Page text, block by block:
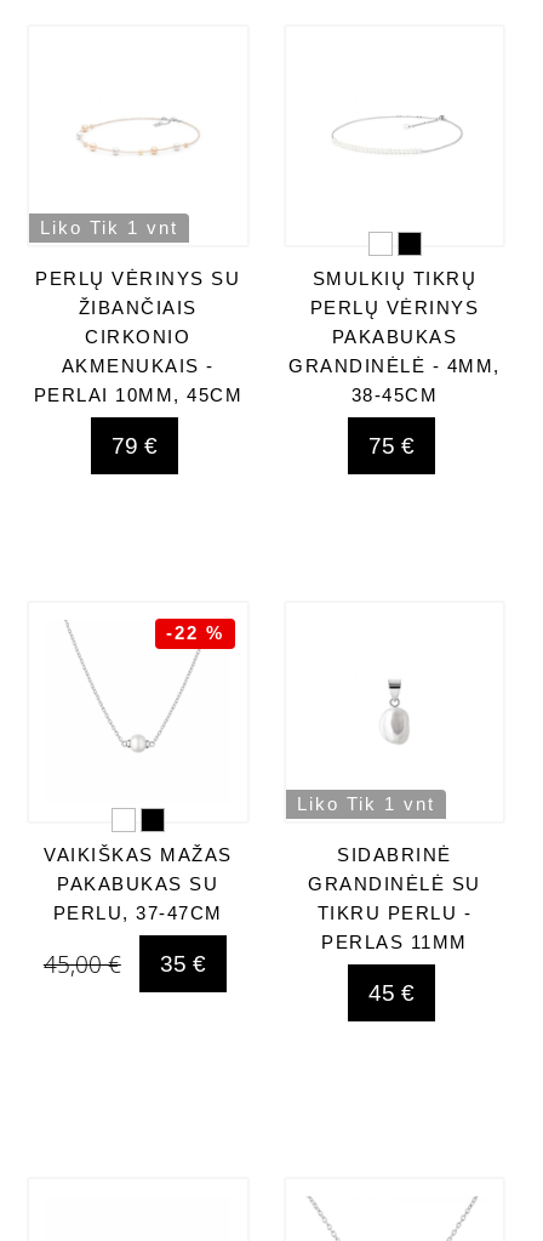
Liko Tik 1 vnt
PERLŲ VĖRINYS SU
ŽIBANČIAIS
CIRKONIO
AKMENUKAIS -
PERLAI 10MM, 45CM
79 €
SMULKIŲ TIKRŲ
PERLŲ VĖRINYS
PAKABUKAS
GRANDINĖLĖ - 4MM,
38-45CM
75 €
-22 %
VAIKIŠKAS MAŽAS
PAKABUKAS SU
PERLU, 37-47CM
45,00 € 35 €
Liko Tik 1 vnt
SIDABRINĖ
GRANDINĖLĖ SU
TIKRU PERLU -
PERLAS 11MM
45 €